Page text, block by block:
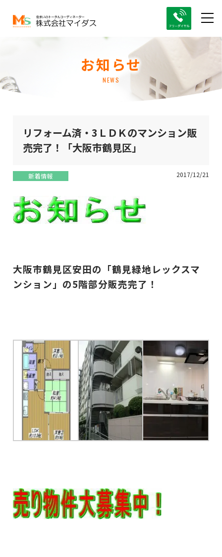
お知らせ
NEWS
リフォーム済・3ＬＤＫのマンション販
売完了！「大阪市鶴見区」
新着情報 2017/12/21
大阪市鶴見区安田の「鶴見緑地レックスマ
ンション」の5階部分販売完了！